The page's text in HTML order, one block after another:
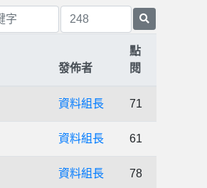
發佈者
點
閱
資料組長 71
資料組長 61
資料組長 78